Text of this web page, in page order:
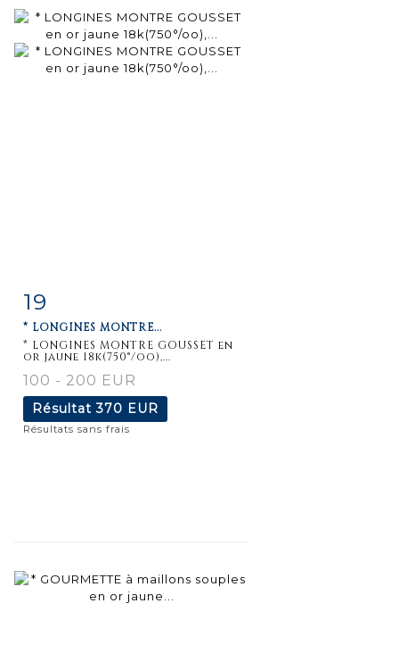
19
* LONGINES MONTRE...
* LONGINES MONTRE GOUSSET en
or jaune 18k(750°/oo),...
100 - 200 EUR
Résultat370 EUR
Résultats sans frais